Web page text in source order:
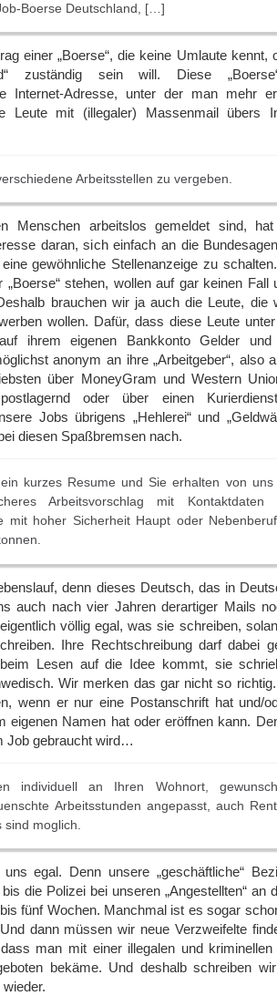
Boerse Deutschland, […]
einer „Boerse“, die keine Umlaute kennt,
zuständig sein will. Diese
Internet-Adresse, unter der man mehr
Leute mit (illegaler) Massenmail übers
Arbeitsstellen zu vergeben.
Menschen arbeitslos gemeldet sind,
daran, sich einfach an die
gewöhnliche Stellenanzeige zu
stehen, wollen auf gar keinen Fall
brauchen wir ja auch die Leute, die
wollen. Dafür, dass diese Leute
ihrem eigenen Bankkonto Gelder und
anonym an ihre „Arbeitgeber“, also
über MoneyGram und Western
oder über einen
Jobs übrigens „Hehlerei“ und
diesen Spaßbremsen nach.
kurzes Resume und Sie erhalten von uns
Arbeitsvorschlag mit Kontaktdaten
mit hoher Sicherheit Haupt oder
denn dieses Deutsch, das in
auch nach vier Jahren derartiger Mails
völlig egal, was sie schreiben,
Ihre Rechtschreibung darf dabei
Lesen auf die Idee kommt, sie
Wir merken das gar nicht so
wenn er nur eine Postanschrift hat und/
eigenen Namen hat oder eröffnen kann.
Job gebraucht wird…
individuell an Ihren Wohnort,
Arbeitsstunden angepasst, auch
moglich.
egal. Denn unsere „geschäftliche“
die Polizei bei unseren „Angestellten“ an
fünf Wochen. Manchmal ist es sogar
dann müssen wir neue Verzweifelte
man mit einer illegalen und kriminellen
bekäme. Und deshalb schreiben